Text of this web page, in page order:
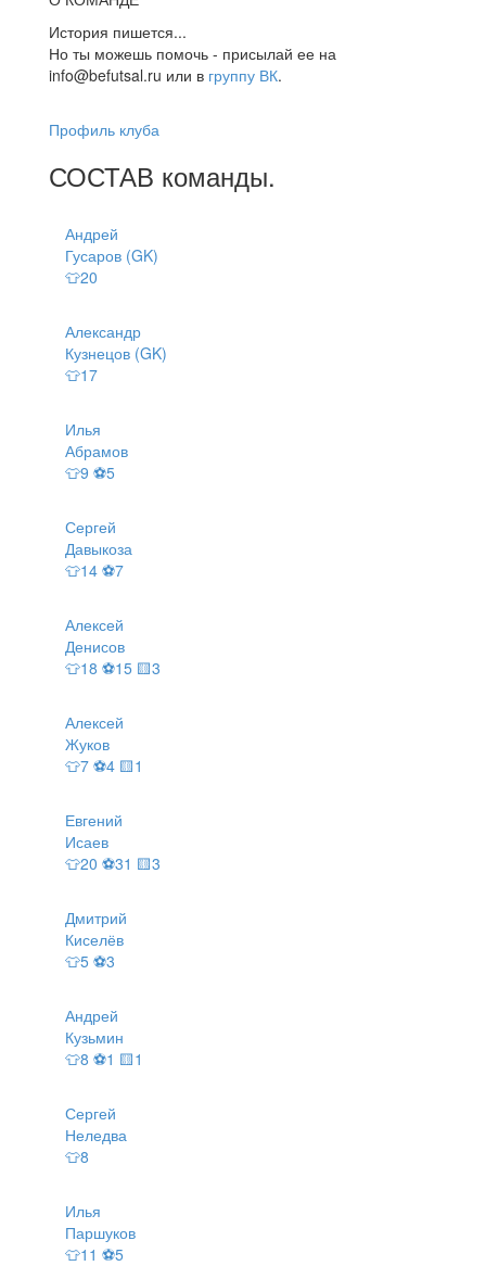
История пишется...
Но ты можешь помочь - присылай ее на
info@befutsal.ru или в группу ВК.
Профиль клуба
СОСТАВ команды.
Андрей
Гусаров (GK)
👕20
Александр
Кузнецов (GK)
👕17
Илья
Абрамов
👕9 ⚽5
Сергей
Давыкоза
👕14 ⚽7
Алексей
Денисов
👕18 ⚽15 🟨3
Алексей
Жуков
👕7 ⚽4 🟨1
Евгений
Исаев
👕20 ⚽31 🟨3
Дмитрий
Киселёв
👕5 ⚽3
Андрей
Кузьмин
👕8 ⚽1 🟨1
Сергей
Неледва
👕8
Илья
Паршуков
👕11 ⚽5